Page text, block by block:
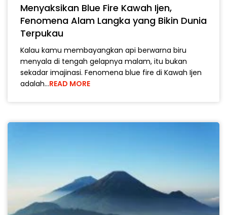
Menyaksikan Blue Fire Kawah Ijen,
Fenomena Alam Langka yang Bikin Dunia
Terpukau
Kalau kamu membayangkan api berwarna biru
menyala di tengah gelapnya malam, itu bukan
sekadar imajinasi. Fenomena blue fire di Kawah Ijen
adalah…READ MORE